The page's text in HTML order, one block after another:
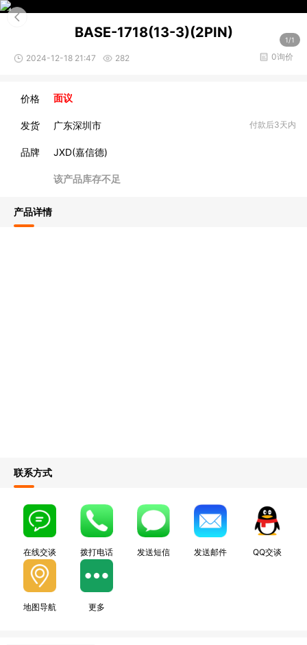
1/1
BASE-1718(13-3)(2PIN)
2024-12-18 21:47 282 0询价
价格 面议
发货 广东深圳市 付款后3天内
品牌 JXD(嘉信德)
该产品库存不足
产品详情
联系方式
在线交谈 拨打电话 发送短信 发送邮件 QQ交谈
地图导航 更多